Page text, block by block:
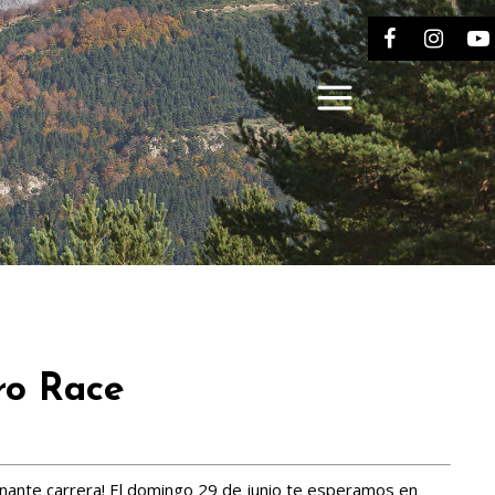
Race
carrera! El domingo 29 de junio te esperamos en